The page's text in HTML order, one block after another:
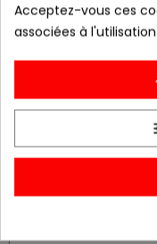
Acceptez-vous ces
associées à